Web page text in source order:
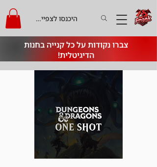
צברו נקודות על כל קנייה בחנות
הדיגיטלית!
היכנסו לצפייה בקרדיט